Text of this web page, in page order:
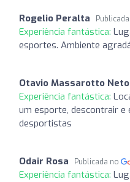
Rogelio Peralta
Experiência fantástica:
esportes. Ambiente
Otavio Massarotto Neto
Experiência fantástica:
um esporte, descontrair e
desportistas
Odair Rosa Publicada no
Experiência fantástica: